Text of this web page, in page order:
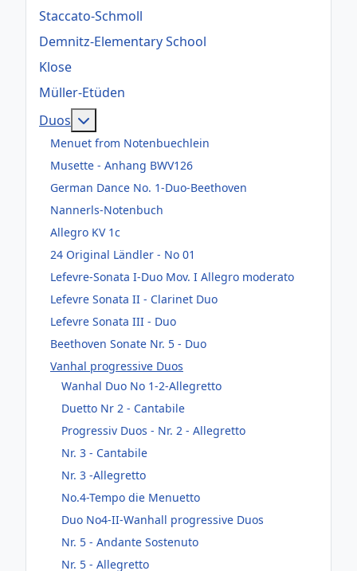
Staccato-Schmoll
Demnitz-Elementary School
Klose
Müller-Etüden
Duos
Menuet from Notenbuechlein
Musette - Anhang BWV126
German Dance No. 1-Duo-Beethoven
Nannerls-Notenbuch
Allegro KV 1c
24 Original Ländler - No 01
Lefevre-Sonata I-Duo Mov. I Allegro moderato
Lefevre Sonata II - Clarinet Duo
Lefevre Sonata III - Duo
Beethoven Sonate Nr. 5 - Duo
Vanhal progressive Duos
Wanhal Duo No 1-2-Allegretto
Duetto Nr 2 - Cantabile
Progressiv Duos - Nr. 2 - Allegretto
Nr. 3 - Cantabile
Nr. 3 -Allegretto
No.4-Tempo die Menuetto
Duo No4-II-Wanhall progressive Duos
Nr. 5 - Andante Sostenuto
Nr. 5 - Allegretto